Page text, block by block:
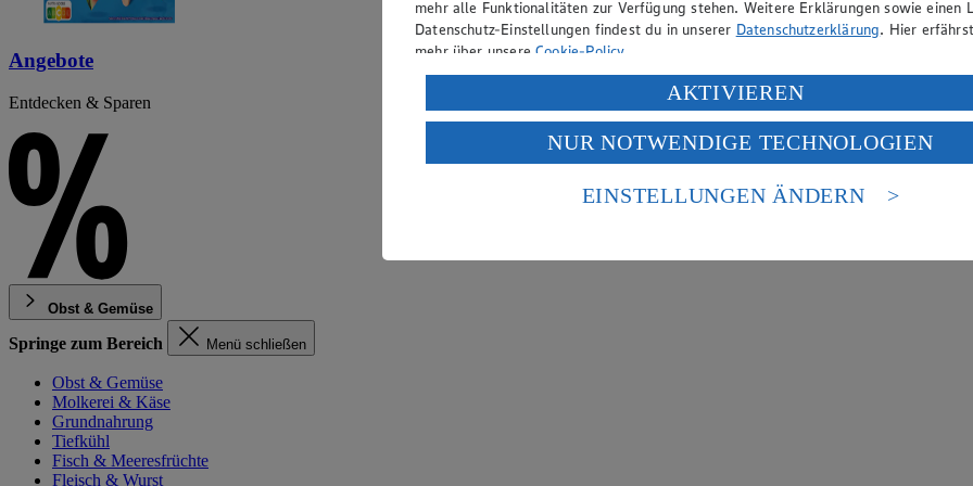
Angebote
Entdecken & Sparen
Obst & Gemüse
Springe zum Bereich Menü schließen
Obst & Gemüse
Molkerei & Käse
Grundnahrung
Tiefkühl
Fisch & Meeresfrüchte
Fleisch & Wurst
mehr alle Funktionalitäten zur Verfügung stehen. Weitere Erklärungen sowie einen
Datenschutz-Einstellungen findest du in unserer Datenschutzerklärung. Hier
mehr über unsereCookie-Policy.
Verarbeitung deiner personenbezogenen Daten in den USA durch Facebook und
Wenn du auf „Aktivieren“ klickst, willigst du im Sinne des Art. 49 Abs. 1 Satz 1 lit.
ein, dass deine Daten in den USA verarbeitet werden. Der EuGH sieht die USA als
einem nach europäischen Standards nicht angemessenen Datenschutzniveau an. Es
Risiko eines Zugriffs durch US-amerikanische Behörden.
AKTIVIEREN
NUR NOTWENDIGE TECHNOLOGIEN
EINSTELLUNGEN ÄNDERN